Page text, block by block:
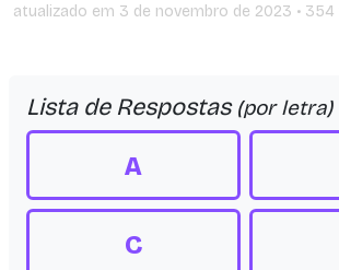
atualizado em 3 de novembro de 2023 •
Lista de Respostas (por letra)
A
C